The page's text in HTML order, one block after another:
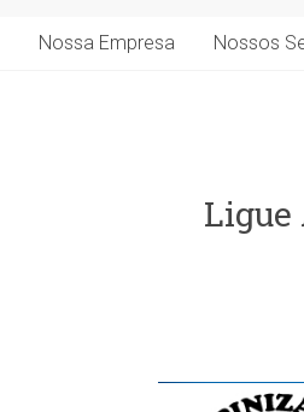
Nossa Empresa Nossos
Ligue